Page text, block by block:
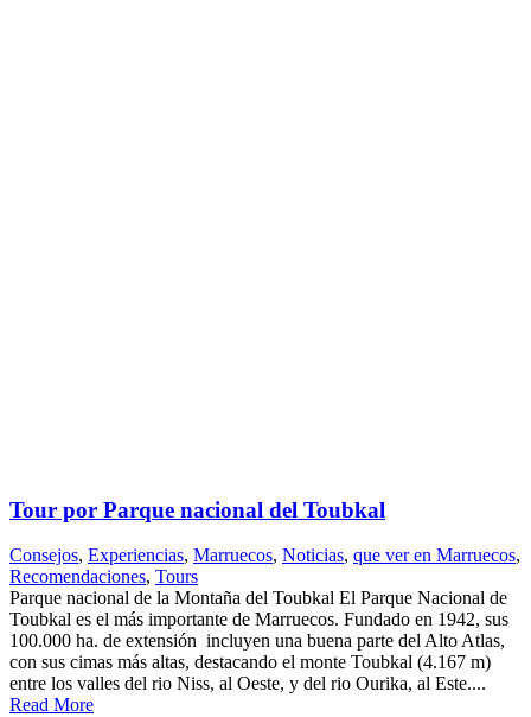
Tour por Parque nacional del Toubkal
Consejos, Experiencias, Marruecos, Noticias, que ver en Marruecos,
Recomendaciones, Tours
Parque nacional de la Montaña del Toubkal El Parque Nacional de
Toubkal es el más importante de Marruecos. Fundado en 1942, sus
100.000 ha. de extensión incluyen una buena parte del Alto Atlas,
con sus cimas más altas, destacando el monte Toubkal (4.167 m)
entre los valles del rio Niss, al Oeste, y del rio Ourika, al Este....
Read More